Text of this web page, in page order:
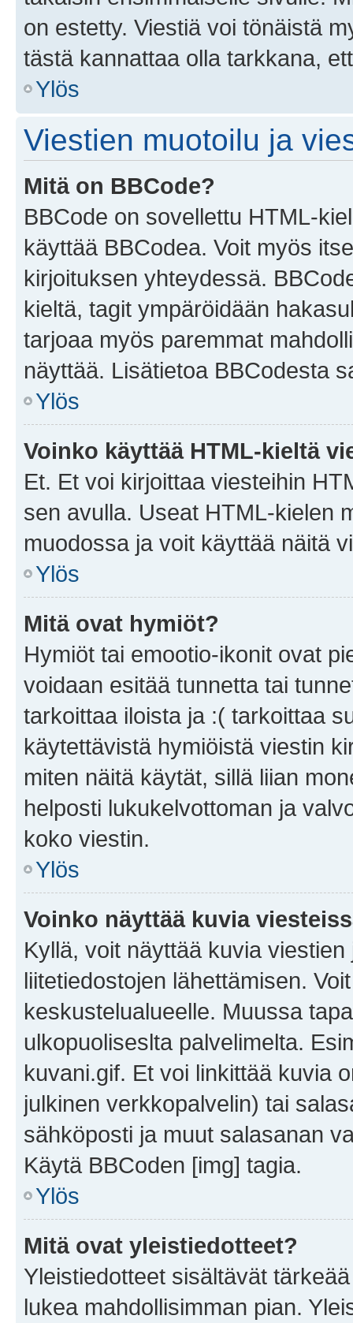
on estetty. Viestiä voi tönäistä
tästä kannattaa olla tarkkana,
Ylös
Viestien muotoilu ja
Mitä on BBCode?
BBCode on sovellettu HTML-
käyttää BBCodea. Voit myös
kirjoituksen yhteydessä.
kieltä, tagit ympäröidään
tarjoaa myös paremmat
näyttää. Lisätietoa BBCodesta
Ylös
Voinko käyttää HTML-kieltä
Et. Et voi kirjoittaa viesteihin
sen avulla. Useat HTML-kielen
muodossa ja voit käyttää näitä
Ylös
Mitä ovat hymiöt?
Hymiöt tai emootio-ikonit ovat
voidaan esitää tunnetta tai
tarkoittaa iloista ja :( tarkoittaa
käytettävistä hymiöistä viestin
miten näitä käytät, sillä liian
helposti lukukelvottoman ja
koko viestin.
Ylös
Voinko näyttää kuvia
Kyllä, voit näyttää kuvia
liitetiedostojen lähettämisen.
keskustelualueelle. Muussa
ulkopuoliseslta palvelimelta.
kuvani.gif. Et voi linkittää kuvia
julkinen verkkopalvelin) tai
sähköposti ja muut salasanan
Käytä BBCoden [img] tagia.
Ylös
Mitä ovat yleistiedotteet?
Yleistiedotteet sisältävät
lukea mahdollisimman pian.